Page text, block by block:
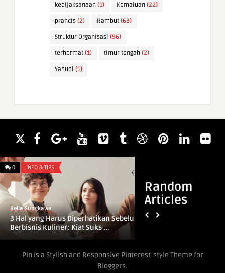
kebijaksanaan (1) Kemaluan (22)
prancis (2) Rambut (63)
Struktur Organisasi (96)
terhormat (1) timur tengah (2)
Yahudi (1)
Random
Articles
0 INFO & TIPS
Bella Sungkawa
3 Hal yang Harus Diperhatikan Sebelum
Berbisnis Kuliner: Kiat Suks ...
Pin is a Stylish and Responsive Pinterest-style Theme for
Bloggers.